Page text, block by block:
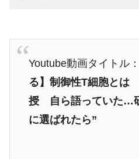
Youtube動画タイトル：
る】制御性T細胞とは
授 自ら語っていた…
に選ばれたら”